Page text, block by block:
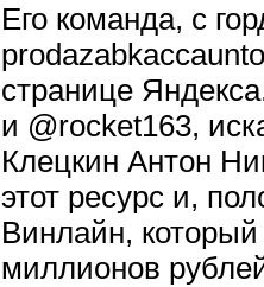
Его команда, с
странице
и @rocket163,
Клецкин Антон
этот ресурс и,
Винлайн,
миллионов